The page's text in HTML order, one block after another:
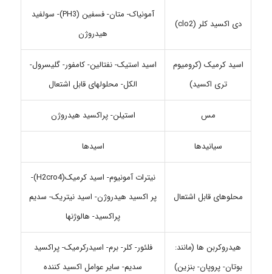
دی اکسید کلر (clo2)
آمونیاک- متان- فسفین (PH3)- سولفید
هیدروژن
اسید کرمیک (کرومیوم
تری اکسید)
اسید استیک- نفتالین- کامفور- گلیسرول-
الکل- محلولهای قابل اشتعال
مس استیلن- پراکسید هیدروژن
سیانیدها اسیدها
محلوهای قابل اشتعال
نیترات آمونیوم- اسید کرمیک(H2cro4)-
پر اکسید هیدروژن- اسید نیتریک- سدیم
پراکسید- هالوژنها
هیدروکربن ها (مانند:
بوتان- پروپان- بنزین)
فلئور- کلر- برم- اسیدرکرمیک- پراکسید
سدیم- سایر عوامل اکسید کننده